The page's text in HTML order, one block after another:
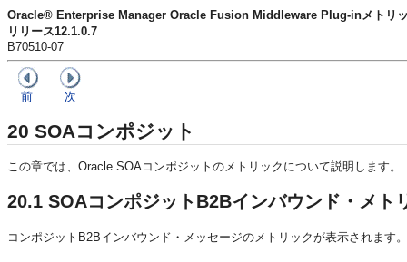
Oracle® Enterprise Manager Oracle Fusion Middleware Plug-inメトリ
リリース12.1.0.7
B70510-07
前 次
20 SOAコンポジット
この章では、Oracle SOAコンポジットのメトリックについて説明します。
20.1 SOAコンポジットB2Bインバウンド・メト
コンポジットB2Bインバウンド・メッセージのメトリックが表示されます。